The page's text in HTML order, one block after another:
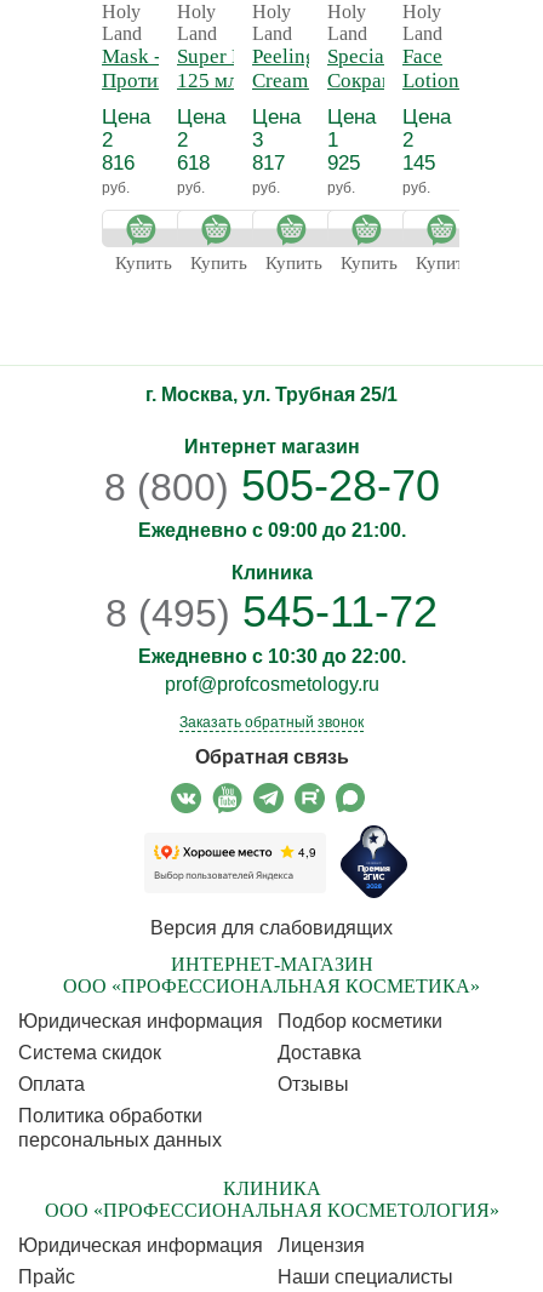
Holy
Land
Mask -
Противовоспалительная
маска "Анокс" с
ретинолом
Цена
2
816
руб.
Купить
Holy
Land
Super Lotion
125 мл -
Лосьон для
растворения
комедонов
Цена
2
618
руб.
Купить
Holy
Land
Peeling
Cream 70
мл -
Пилинг-
крем
"Лактолан"
Цена
3
817
руб.
Купить
Holy
Land
Special Mask -
Сокращающая
маска
"Спешиал"
Цена
1
925
руб.
Купить
Holy
Land
Face
Lotion -
Лосьон
для лица
"Альфа
комплекс"
Цена
2
145
руб.
Купить
г. Москва, ул. Трубная 25/1
Интернет магазин
8 (800) 505-28-70
Ежедневно с 09:00 до 21:00.
Клиника
8 (495) 545-11-72
Ежедневно с 10:30 до 22:00.
prof@profcosmetology.ru
Заказать обратный звонок
Обратная связь
Версия для слабовидящих
ИНТЕРНЕТ-МАГАЗИН
ООО «ПРОФЕССИОНАЛЬНАЯ КОСМЕТИКА»
Юридическая информация
Подбор косметики
Cистема скидок
Доставка
Оплата
Отзывы
Политика обработки
персональных данных
КЛИНИКА
ООО «ПРОФЕССИОНАЛЬНАЯ КОСМЕТОЛОГИЯ»
Юридическая информация
Лицензия
Прайс
Наши специалисты